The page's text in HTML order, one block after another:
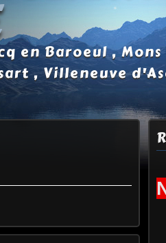
en Baroeul ,
, Villeneuve